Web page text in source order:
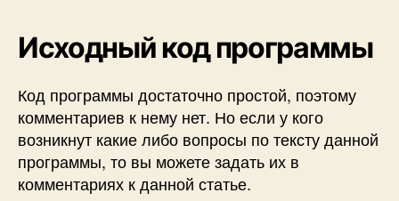
Исходный код программы
Код программы достаточно простой, поэтому
комментариев к нему нет. Но если у кого
возникнут какие либо вопросы по тексту данной
программы, то вы можете задать их в
комментариях к данной статье.